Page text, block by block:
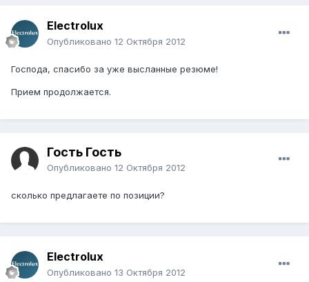
Electrolux
Опубликовано 12 Октября 2012
Господа, спасибо за уже высланные резюме!
Прием продолжается.
Гость Гость
Опубликовано 12 Октября 2012
сколько предлагаете по позиции?
Electrolux
Опубликовано 13 Октября 2012